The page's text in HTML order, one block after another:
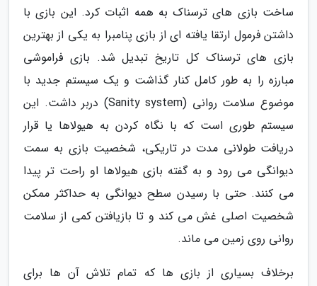
ساخت بازی های ترسناک به همه اثبات کرد. این بازی با
داشتن فرمول ارتقا یافته ای از بازی پنامبرا به یکی از بهترین
بازی های ترسناک کل تاریخ تبدیل شد. بازی فراموشی
مبارزه را به طور کامل کنار گذاشت و یک سیستم جدید با
موضوع سلامت روانی (Sanity system) دربر داشت. این
سیستم طوری است که با نگاه کردن به هیولاها یا قرار
دریافت طولانی مدت در تاریکی، شخصیت بازی به سمت
دیوانگی می رود و به گفته بازی هیولاها او راحت تر پیدا
می کنند. حتی با رسیدن سطح دیوانگی به حداکثر ممکن
شخصیت اصلی غش می کند و تا بازیافتن کمی از سلامت
روانی روی زمین می ماند.
برخلاف بسیاری از بازی ها که تمام تلاش آن ها برای